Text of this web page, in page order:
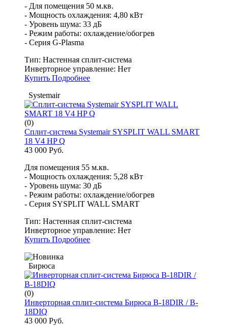
- Для помещения 50 м.кв.
- Мощность охлаждения: 4,80 кВт
- Уровень шума: 33 дБ
- Режим работы: охлаждение/обогрев
- Серия G-Plasma
Тип: Настенная сплит-система
Инверторное управление: Нет
Купить Подробнее
Systemair
(0)
Сплит-система Systemair SYSPLIT WALL SMART
18 V4 HP Q
43 000 Руб.
Для помещения 55 м.кв.
- Мощность охлаждения: 5,28 кВт
- Уровень шума: 30 дБ
- Режим работы: охлаждение/обогрев
- Серия SYSPLIT WALL SMART
Тип: Настенная сплит-система
Инверторное управление: Нет
Купить Подробнее
Бирюса
(0)
Инверторная сплит-система Бирюса B-18DIR / B-
18DIQ
43 000 Руб.